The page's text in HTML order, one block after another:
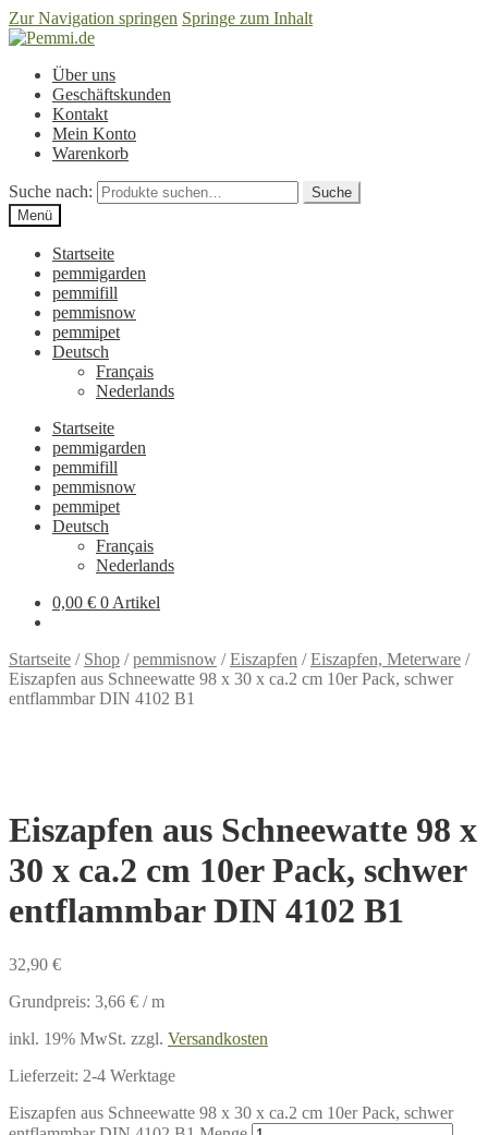
Zur Navigation springen Springe zum Inhalt
Über uns
Geschäftskunden
Kontakt
Mein Konto
Warenkorb
Suche nach:
Suche
Menü
Startseite
pemmigarden
pemmifill
pemmisnow
pemmipet
Deutsch
Français
Nederlands
Startseite
pemmigarden
pemmifill
pemmisnow
pemmipet
Deutsch
Français
Nederlands
0,00 € 0 Artikel
Startseite / Shop /pemmisnow /Eiszapfen /Eiszapfen, Meterware /
Eiszapfen aus Schneewatte 98 x 30 x ca.2 cm 10er Pack, schwer
entflammbar DIN 4102 B1
Eiszapfen aus Schneewatte 98 x
30 x ca.2 cm 10er Pack, schwer
entflammbar DIN 4102 B1
32,90 €
Grundpreis: 3,66 € /m
inkl. 19% MwSt. zzgl. Versandkosten
Lieferzeit: 2-4 Werktage
Eiszapfen aus Schneewatte 98 x 30 x ca.2 cm 10er Pack, schwer